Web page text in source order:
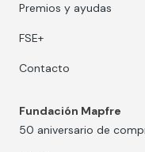
Premios y ayudas
FSE+
Contacto
Fundación Mapfre
50 aniversario de